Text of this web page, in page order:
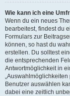
Wie kann ich eine
Wenn du ein neues
bearbeitest, findest du
Formulars zur
können, so hast du
erstellen. Du solltest
die entsprechenden
Antwortmöglichkeit in
Benutzer auswählen
dabei eine zeitlich